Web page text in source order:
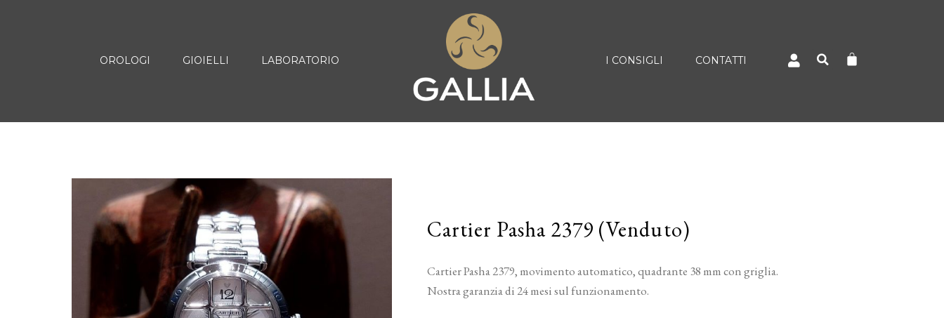
OROLOGI GIOIELLI LABORATORIO I CONSIGLI CONTATTI
Cartier Pasha 2379 (Venduto)
Cartier Pasha 2379, movimento automatico, quadrante 38 mm con griglia.
Nostra garanzia di 24 mesi sul funzionamento.